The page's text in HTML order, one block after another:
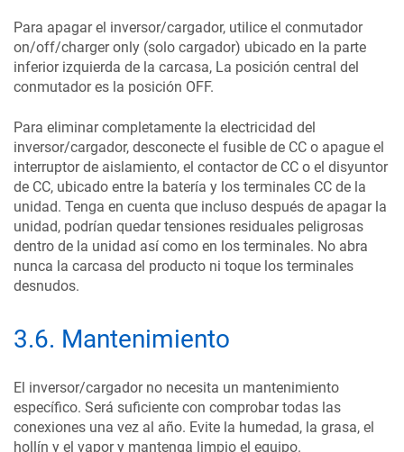
Para apagar el inversor/cargador, utilice el conmutador
on/off/charger only (solo cargador) ubicado en la parte
inferior izquierda de la carcasa, La posición central del
conmutador es la posición OFF.
Para eliminar completamente la electricidad del
inversor/cargador, desconecte el fusible de CC o apague el
interruptor de aislamiento, el contactor de CC o el disyuntor
de CC, ubicado entre la batería y los terminales CC de la
unidad. Tenga en cuenta que incluso después de apagar la
unidad, podrían quedar tensiones residuales peligrosas
dentro de la unidad así como en los terminales. No abra
nunca la carcasa del producto ni toque los terminales
desnudos.
3.6. Mantenimiento
El inversor/cargador no necesita un mantenimiento
específico. Será suficiente con comprobar todas las
conexiones una vez al año. Evite la humedad, la grasa, el
hollín y el vapor y mantenga limpio el equipo.